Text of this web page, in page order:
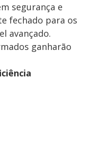
segurança e
fechado para os
avançado.
ganharão